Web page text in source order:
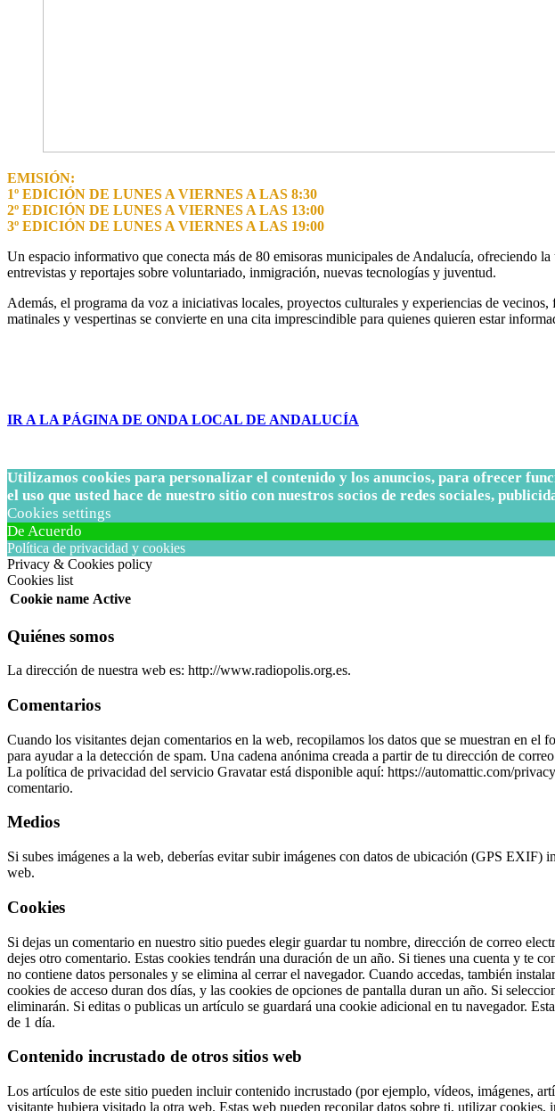
EMISIÓN:
1º EDICIÓN DE LUNES A VIERNES A LAS 8:30
2º EDICIÓN DE LUNES A VIERNES A LAS 13:00
3º EDICIÓN DE LUNES A VIERNES A LAS 19:00
Un espacio informativo que conecta más de 80 emisoras municipales de Andalucía, ofreciendo
entrevistas y reportajes sobre voluntariado, inmigración, nuevas tecnologías y juventud.
Además, el programa da voz a iniciativas locales, proyectos culturales y experiencias de
matinales y vespertinas se convierte en una cita imprescindible para quienes quieren estar
IR A LA PÁGINA DE ONDA LOCAL DE ANDALUCÍA
Utilizamos cookies para personalizar el contenido y los anuncios, para ofrecer
el uso que usted hace de nuestro sitio con nuestros socios de redes sociales,
Cookies settings
De Acuerdo
Política de privacidad y cookies
Privacy & Cookies policy
Cookies list
Cookie name Active
Quiénes somos
La dirección de nuestra web es: http://www.radiopolis.org.es.
Comentarios
Cuando los visitantes dejan comentarios en la web, recopilamos los datos que se muestran en
para ayudar a la detección de spam. Una cadena anónima creada a partir de tu dirección de
La política de privacidad del servicio Gravatar está disponible aquí: https://automattic.com/
comentario.
Medios
Si subes imágenes a la web, deberías evitar subir imágenes con datos de ubicación (GPS
web.
Cookies
Si dejas un comentario en nuestro sitio puedes elegir guardar tu nombre, dirección de correo
dejes otro comentario. Estas cookies tendrán una duración de un año. Si tienes una cuenta y te
no contiene datos personales y se elimina al cerrar el navegador. Cuando accedas, también
cookies de acceso duran dos días, y las cookies de opciones de pantalla duran un año. Si
eliminarán. Si editas o publicas un artículo se guardará una cookie adicional en tu navegador.
de 1 día.
Contenido incrustado de otros sitios web
Los artículos de este sitio pueden incluir contenido incrustado (por ejemplo, vídeos, imágenes,
visitante hubiera visitado la otra web. Estas web pueden recopilar datos sobre ti, utilizar